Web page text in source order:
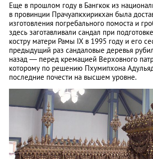
Еще в прошлом году в Бангкок из
в провинции Прачуапкхирикхан была
изготовления погребального помоста и
здесь заготавливали сандал при
костру матери Рамы IX в 1995 году и его
предыдущий раз сандаловые деревья
назад — перед кремацией Верховного
которому по решению Пхумипхона
последние почести на высшем уровне.